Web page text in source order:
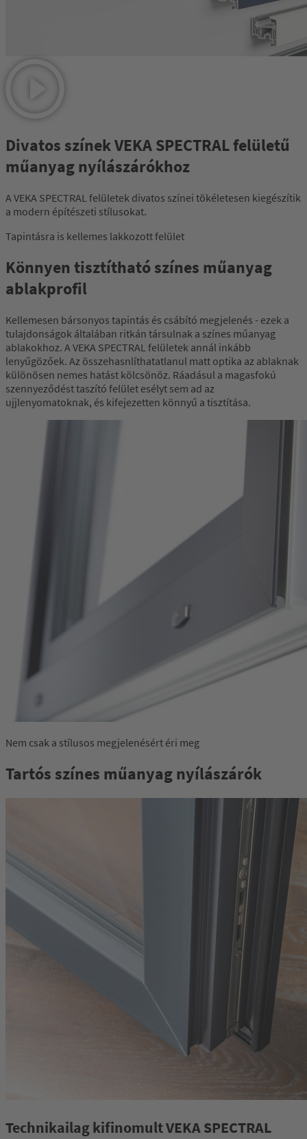
Divatos színek VEKA SPECTRAL felületű
műanyag nyílászárókhoz
A VEKA SPECTRAL felületek divatos színei tökéletesen kiegészítik
a modern építészeti stílusokat.
Tapintásra is kellemes lakkozott felület
Könnyen tisztítható színes műanyag
ablakprofil
Kellemesen bársonyos tapintás és csábító megjelenés - ezek a
tulajdonságok általában ritkán társulnak a színes műanyag
ablakokhoz. A VEKA SPECTRAL felületek annál inkább
lenyűgözőek. Az összehasnlíthatatlanul matt optika az ablaknak
különösen nemes hatást kölcsönöz. Ráadásul a magasfokú
szennyeződést taszító felület esélyt sem ad az
ujjlenyomatoknak, és kifejezetten könnyű a tisztítása.
Nem csak a stílusos megjelenésért éri meg
Tartós színes műanyag nyílászárók
Technikailag kifinomult VEKA SPECTRAL